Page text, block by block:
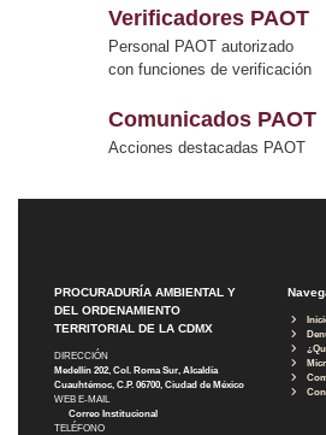
Verificadores PAOT
Personal PAOT autorizado
con funciones de verificación
Comunicados PAOT
Acciones destacadas PAOT
PROCURADURÍA AMBIENTAL Y
DEL ORDENAMIENTO
TERRITORIAL DE LA CDMX
DIRECCIÓN
Medellín 202, Col. Roma Sur, Alcaldía
Cuauhtémoc, C.P. 06700, Ciudad de México
WEB E-MAIL
Correo Institucional
TELÉFONO